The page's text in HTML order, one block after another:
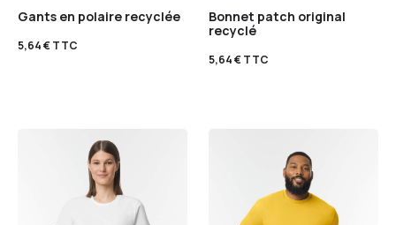
Gants en polaire recyclée
5,64€TTC
Bonnet patch original
recyclé
5,64€TTC